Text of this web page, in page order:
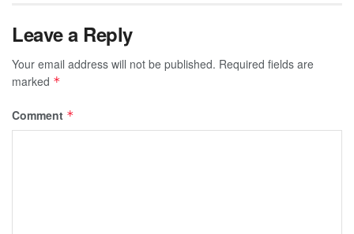
Leave a Reply
Your email address will not be published. Required fields are
marked *
Comment *